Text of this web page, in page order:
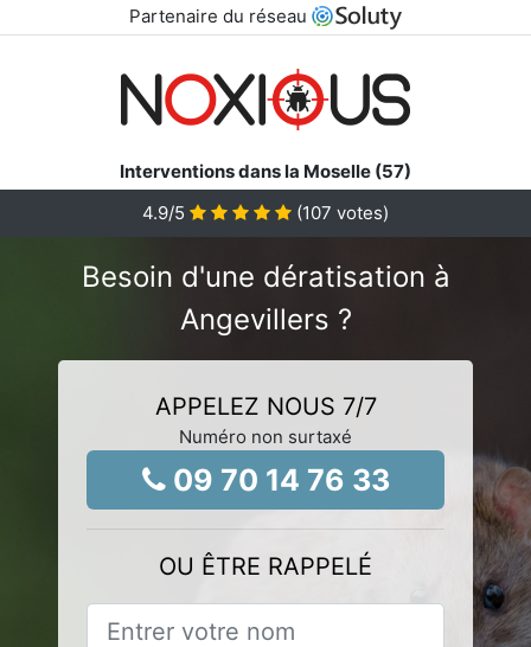
Partenaire du réseau
Interventions dans la Moselle (57)
4.9/5 (107 votes)
Besoin d'une dératisation à
Angevillers ?
APPELEZ NOUS 7/7
Numéro non surtaxé
09 70 14 76 33
OU ÊTRE RAPPELÉ